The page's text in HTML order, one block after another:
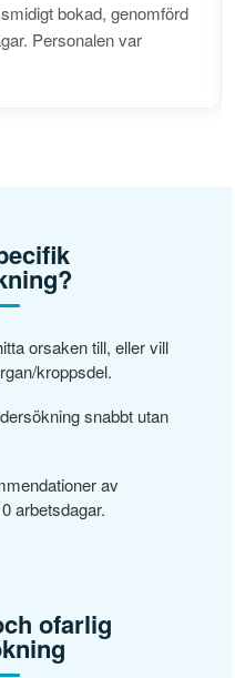
bokad, genomförd
Personalen var
orsaken till, eller vill
kroppsdel.
snabbt utan
av
arbetsdagar.
ofarlig